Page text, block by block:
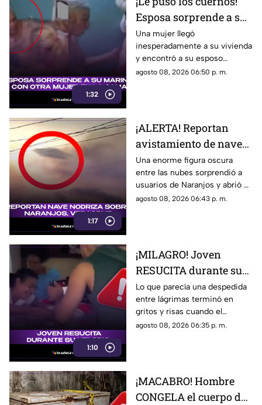
1:32
Esposa sorprende a su
marido con otra mujer
en la cama (+VIDEO)
Una mujer llegó
inesperadamente a su vivienda
y encontró a su esposo
acompañado de otra mujer,
agosto 08, 2026 06:50 p. m.
1:17
¡ALERTA! Reportan
avistamiento de nave
nodriza sobre
Naranjos, Veracruz
(+VIDEO)
Una enorme figura oscura
entre las nubes sorprendió a
usuarios de Naranjos y abrió el
debate sobre si se trata de una
agosto 08, 2026 06:43 p. m.
1:10
¡MILAGRO! Joven
RESUCITA durante su
VELORIO; captan
momento exacto
Lo que parecía una despedida
entre lágrimas terminó en
gritos y risas cuando el
supuesto fallecido se levantó
agosto 08, 2026 06:35 p. m.
¡MACABRO! Hombre
CONGELA el cuerpo de